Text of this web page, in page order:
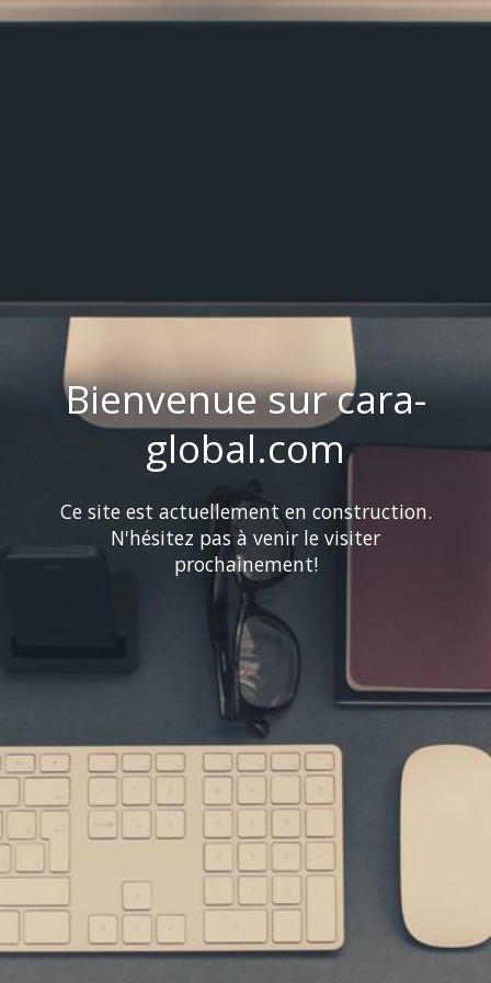
Bienvenue sur cara-
global.com
Ce site est actuellement en construction.
N'hésitez pas à venir le visiter
prochainement!